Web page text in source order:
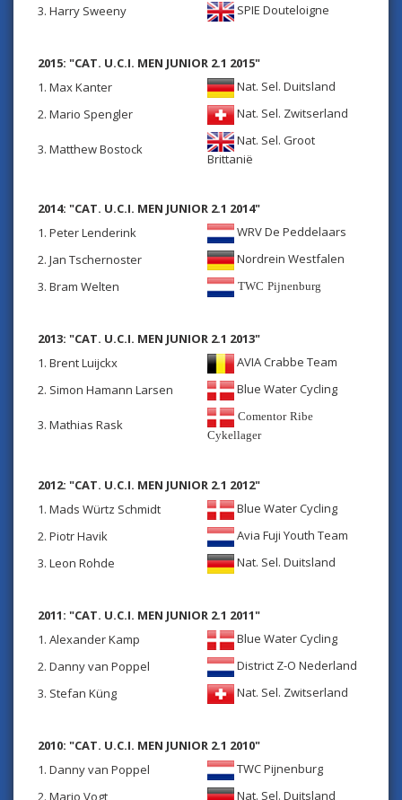
3. Harry Sweeny SPIE Douteloigne
2015: "CAT. U.C.I. MEN JUNIOR 2.1 2015"
1. Max Kanter
Nat. Sel. Duitsland
2. Mario Spengler
Nat. Sel. Zwitserland
3. Matthew Bostock
Nat. Sel. Groot
Brittanië
2014: "CAT. U.C.I. MEN JUNIOR 2.1 2014"
1. Peter Lenderink
WRV De Peddelaars
2. Jan Tschernoster
Nordrein Westfalen
3. Bram Welten
TWC Pijnenburg
2013: "CAT. U.C.I. MEN JUNIOR 2.1 2013"
1. Brent Luijckx
AVIA Crabbe Team
2. Simon Hamann Larsen
Blue Water Cycling
3. Mathias Rask
Comentor Ribe
Cykellager
2012: "CAT. U.C.I. MEN JUNIOR 2.1 2012"
1. Mads Würtz Schmidt
Blue Water Cycling
2. Piotr Havik
Avia Fuji Youth Team
3. Leon Rohde
Nat. Sel. Duitsland
2011: "CAT. U.C.I. MEN JUNIOR 2.1 2011"
1. Alexander Kamp
Blue Water Cycling
2. Danny van Poppel
District Z-O Nederland
3. Stefan Küng
Nat. Sel. Zwitserland
2010: "CAT. U.C.I. MEN JUNIOR 2.1 2010"
1. Danny van Poppel
TWC Pijnenburg
2. Mario Vogt
Nat. Sel. Duitsland